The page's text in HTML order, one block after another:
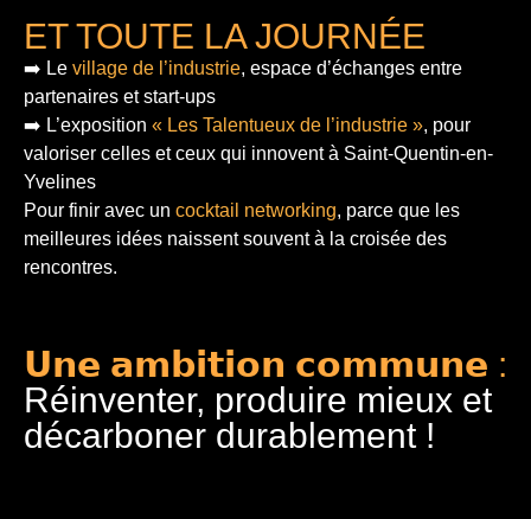
ET TOUTE LA JOURNÉE
➡️ Le village de l’industrie, espace d’échanges entre
partenaires et start-ups
➡️ L’exposition « Les Talentueux de l’industrie », pour
valoriser celles et ceux qui innovent à Saint-Quentin-en-
Yvelines
Pour finir avec un cocktail networking, parce que les
meilleures idées naissent souvent à la croisée des
rencontres.
𝗨𝗻𝗲 𝗮𝗺𝗯𝗶𝘁𝗶𝗼𝗻 𝗰𝗼𝗺𝗺𝘂𝗻𝗲 :
Réinventer, produire mieux et
décarboner durablement !